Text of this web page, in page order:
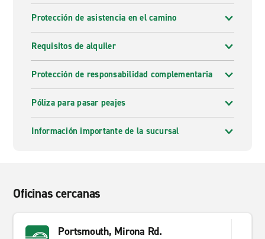
Protección de asistencia en el camino
Requisitos de alquiler
Protección de responsabilidad complementaria
Póliza para pasar peajes
Información importante de la sucursal
Oficinas cercanas
Portsmouth, Mirona Rd.